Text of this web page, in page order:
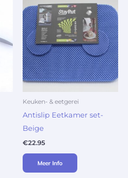
Keuken- & eetgerei
Antislip Eetkamer set-
Beige
€22.95
Meer Info